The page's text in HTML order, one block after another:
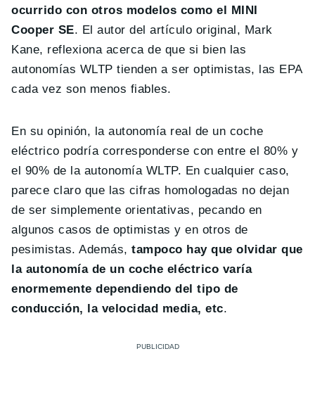
ocurrido con otros modelos como el MINI
Cooper SE. El autor del artículo original, Mark
Kane, reflexiona acerca de que si bien las
autonomías WLTP tienden a ser optimistas, las EPA
cada vez son menos fiables.
En su opinión, la autonomía real de un coche
eléctrico podría corresponderse con entre el 80% y
el 90% de la autonomía WLTP. En cualquier caso,
parece claro que las cifras homologadas no dejan
de ser simplemente orientativas, pecando en
algunos casos de optimistas y en otros de
pesimistas. Además,tampoco hay que olvidar que
la autonomía de un coche eléctrico varía
enormemente dependiendo del tipo de
conducción, la velocidad media, etc.